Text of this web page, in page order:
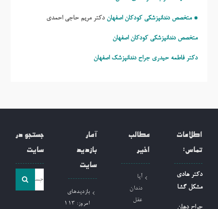
* متخصص دندانپزشکی کودکان اصفهان دکتر مریم حاجی احمدی
متخصص دندانپزشکی کودکان اصفهان
دکتر فاطمه حیدری جراح دندانپزشک اصفهان
اطلاعات
تماس:
دکتر هادی
مشکل گشا
جراح دهان
مطالب
اخیر
آیا
دندان
عقل
آمار
بازدید
سایت
بازدیدهای
امروز: 113
جستجو در
سایت